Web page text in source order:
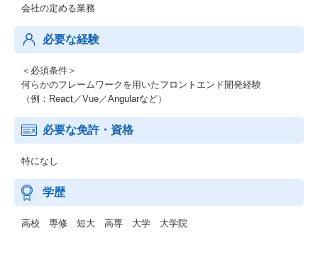
会社の定める業務
必要な経験
＜必須条件＞
何らかのフレームワークを用いたフロントエンド開発経験
（例：React／Vue／Angularなど）
必要な免許・資格
特になし
学歴
高校 専修 短大 高専 大学 大学院